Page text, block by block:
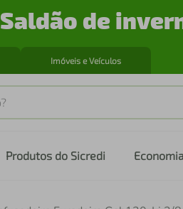
Saldão de
Imóveis e Veículos
Produtos do Sicredi